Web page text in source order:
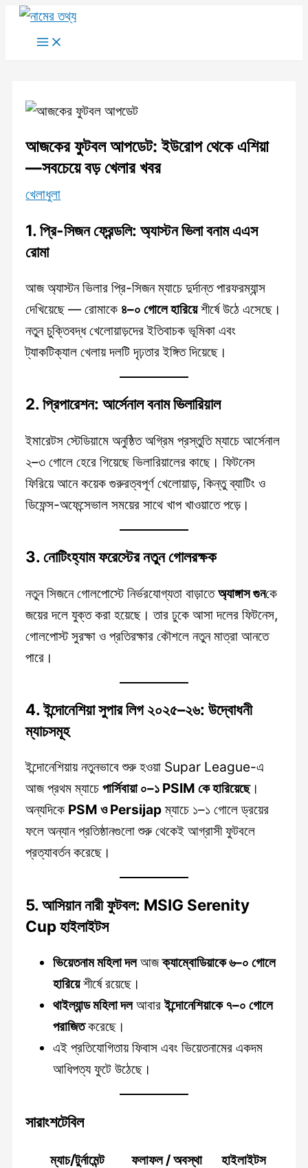
Skip
content
Main
আজকের ফুটবল আপডেট: ইউরোপ থেকে এশিয়া
—সবচেয়ে বড় খেলার খবর
খেলাধুলা
1.প্রি-সিজন ফ্রেন্ডলি: অ্যাস্টন ভিলা বনাম এএস
রোমা
আজ অ্যাস্টন ভিলার প্রি-সিজন ম্যাচে দুর্দান্ত পারফরম্যান্স
দেখিয়েছে — রোমাকে ৪–০ গোলে হারিয়েশীর্ষে উঠে এসেছে।
নতুন চুক্তিবদ্ধ খেলোয়াড়দের ইতিবাচক ভূমিকা এবং
ট্যাকটিক্যাল খেলায় দলটি দৃঢ়তার ইঙ্গিত দিয়েছে।
2.প্রিপারেশন: আর্সেনাল বনাম ভিলারিয়াল
ইমারেটস স্টেডিয়ামে অনুষ্ঠিত অগ্রিম প্রস্তুতি ম্যাচে আর্সেনাল
২–৩ গোলে হেরে গিয়েছে ভিলারিয়ালের কাছে। ফিটনেস
ফিরিয়ে আনে কয়েক গুরুরত্বপূর্ণ খেলোয়াড়, কিন্তু ব্যাটিং ও
ডিফেন্স-অফেন্সেভাল সময়ের সাথে খাপ খাওয়াতে পড়ে।
3.নোটিংহ্যাম ফরেস্টের নতুন গোলরক্ষক
নতুন সিজনে গোলপোস্টে নির্ভরযোগ্যতা বাড়াতেঅ্যাঙ্গাস গুনকে
জয়ের দলে যুক্ত করা হয়েছে। তার ঢুকে আসা দলের ফিটনেস,
গোলপোস্ট সুরক্ষা ও প্রতিরক্ষার কৌশলে নতুন মাত্রা আনতে
পারে।
4.ইন্দোনেশিয়া সুপার লিগ ২০২৫–২৬: উদ্বোধনী
ম্যাচসমূহ
ইন্দোনেশিয়ায় নতুনভাবে শুরু হওয়া Supar League-এ
আজ প্রথম ম্যাচেপার্সিবায়া ০–১ PSIM কে হারিয়েছে।
অন্যদিকে PSM ও Persijapম্যাচে ১–১ গোলে ড্রয়ের
ফলে অন্যান প্রতিষ্ঠানগুলো শুরু থেকেই আগ্রাসী ফুটবলে
প্রত্যাবর্তন করেছে।
5.আসিয়ান নারী ফুটবল: MSIG Serenity
Cup হাইলাইটস
ভিয়েতনাম মহিলা দলআজক্যাম্বোডিয়াকে ৬–০ গোলে
হারিয়েশীর্ষে রয়েছে।
থাইল্যান্ড মহিলা দলআবারইন্দোনেশিয়াকে ৭–০ গোলে
পরাজিতকরেছে।
এই প্রতিযোগিতায় ফিবাস এবং ভিয়েতনামের একদম
আধিপত্য ফুটে উঠেছে।
সারাংশটেবিল
ম্যাচ/টুর্নামেন্ট ফলাফল / অবস্থা হাইলাইটস